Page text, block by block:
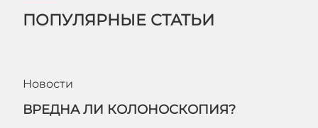
ПОПУЛЯРНЫЕ СТАТЬИ
Новости
ВРЕДНА ЛИ КОЛОНОСКОПИЯ?